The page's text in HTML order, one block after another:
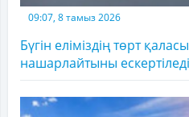
09:07, 8 тамыз 2026
Бүгін еліміздің төрт
нашарлайтыны ескертіледі